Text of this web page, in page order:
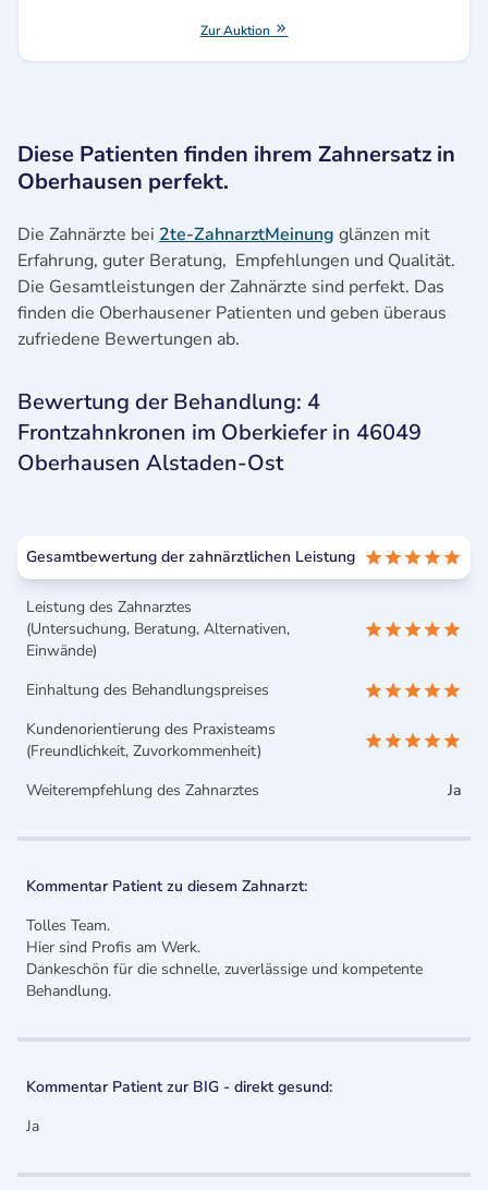
Zur Auktion
Diese Patienten finden ihrem Zahnersatz in
Oberhausen perfekt.
Die Zahnärzte bei 2te-ZahnarztMeinung glänzen mit
Erfahrung, guter Beratung, Empfehlungen und Qualität.
Die Gesamtleistungen der Zahnärzte sind perfekt. Das
finden die Oberhausener Patienten und geben überaus
zufriedene Bewertungen ab.
Bewertung der Behandlung: 4
Frontzahnkronen im Oberkiefer in 46049
Oberhausen Alstaden-Ost
Gesamtbewertung der zahnärztlichen Leistung
Leistung des Zahnarztes
(Untersuchung, Beratung, Alternativen,
Einwände)
Einhaltung des Behandlungspreises
Kundenorientierung des Praxisteams
(Freundlichkeit, Zuvorkommenheit)
Weiterempfehlung des Zahnarztes
Ja
Kommentar Patient zu diesem Zahnarzt:
Tolles Team.
Hier sind Profis am Werk.
Dankeschön für die schnelle, zuverlässige und kompetente
Behandlung.
Kommentar Patient zur BIG - direkt gesund:
Ja